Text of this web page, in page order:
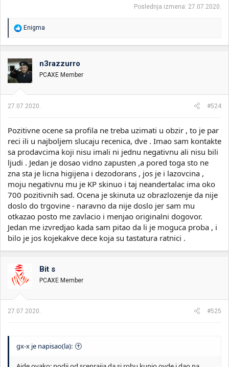
Poslednja izmena: 27.07.2020.
R
a
o
v
a
n
:
Enigma
n3razzurro
PCAXE Member
27.07.2020. #524
Pozitivne ocene sa profila ne treba uzimati u obzir , to je par
reci ili u najboljem slucaju recenica, dve . Imao sam kontakte
sa prodavcima koji nisu imali ni jednu negativnu ali nisu bili
ljudi . Jedan je dosao vidno zapusten ,a pored toga sto ne
zna sta je licna higijena i dezodorans , jos je i lazovcina ,
moju negativnu mu je KP skinuo i taj neandertalac ima oko
700 pozitivnih sad. Ocena je skinuta uz obrazlozenje da nije
doslo do trgovine - naravno da nije doslo jer sam mu
otkazao posto me zavlacio i menjao originalni dogovor.
Jedan me izvredjao kada sam pitao da li je moguca proba , i
bilo je jos kojekakve dece koja su tastatura ratnici .
Bit s
PCAXE Member
27.07.2020. #525
gx-x je napisao(la):